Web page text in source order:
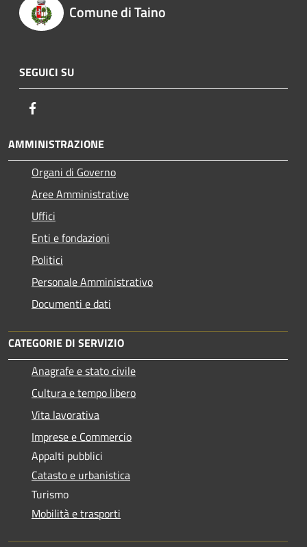
Comune di Taino
SEGUICI SU
AMMINISTRAZIONE
Organi di Governo
Aree Amministrative
Uffici
Enti e fondazioni
Politici
Personale Amministrativo
Documenti e dati
CATEGORIE DI SERVIZIO
Anagrafe e stato civile
Cultura e tempo libero
Vita lavorativa
Imprese e Commercio
Appalti pubblici
Catasto e urbanistica
Turismo
Mobilità e trasporti